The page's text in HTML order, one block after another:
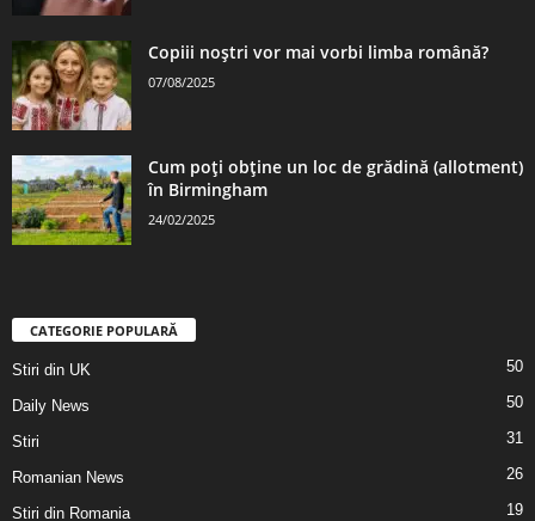
Copiii noștri vor mai vorbi limba română?
07/08/2025
Cum poți obține un loc de grădină (allotment)
în Birmingham
24/02/2025
CATEGORIE POPULARĂ
Stiri din UK 50
Daily News 50
Stiri 31
Romanian News 26
Stiri din Romania 19